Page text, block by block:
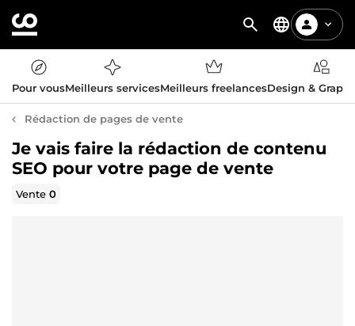
Pour vousMeilleurs servicesMeilleurs freelancesDesign &
Rédaction de pages de vente
Je vais faire la rédaction de contenu
SEO pour votre page de vente
Vente0